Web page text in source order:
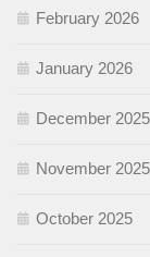
February 2026
January 2026
December 2025
November 2025
October 2025